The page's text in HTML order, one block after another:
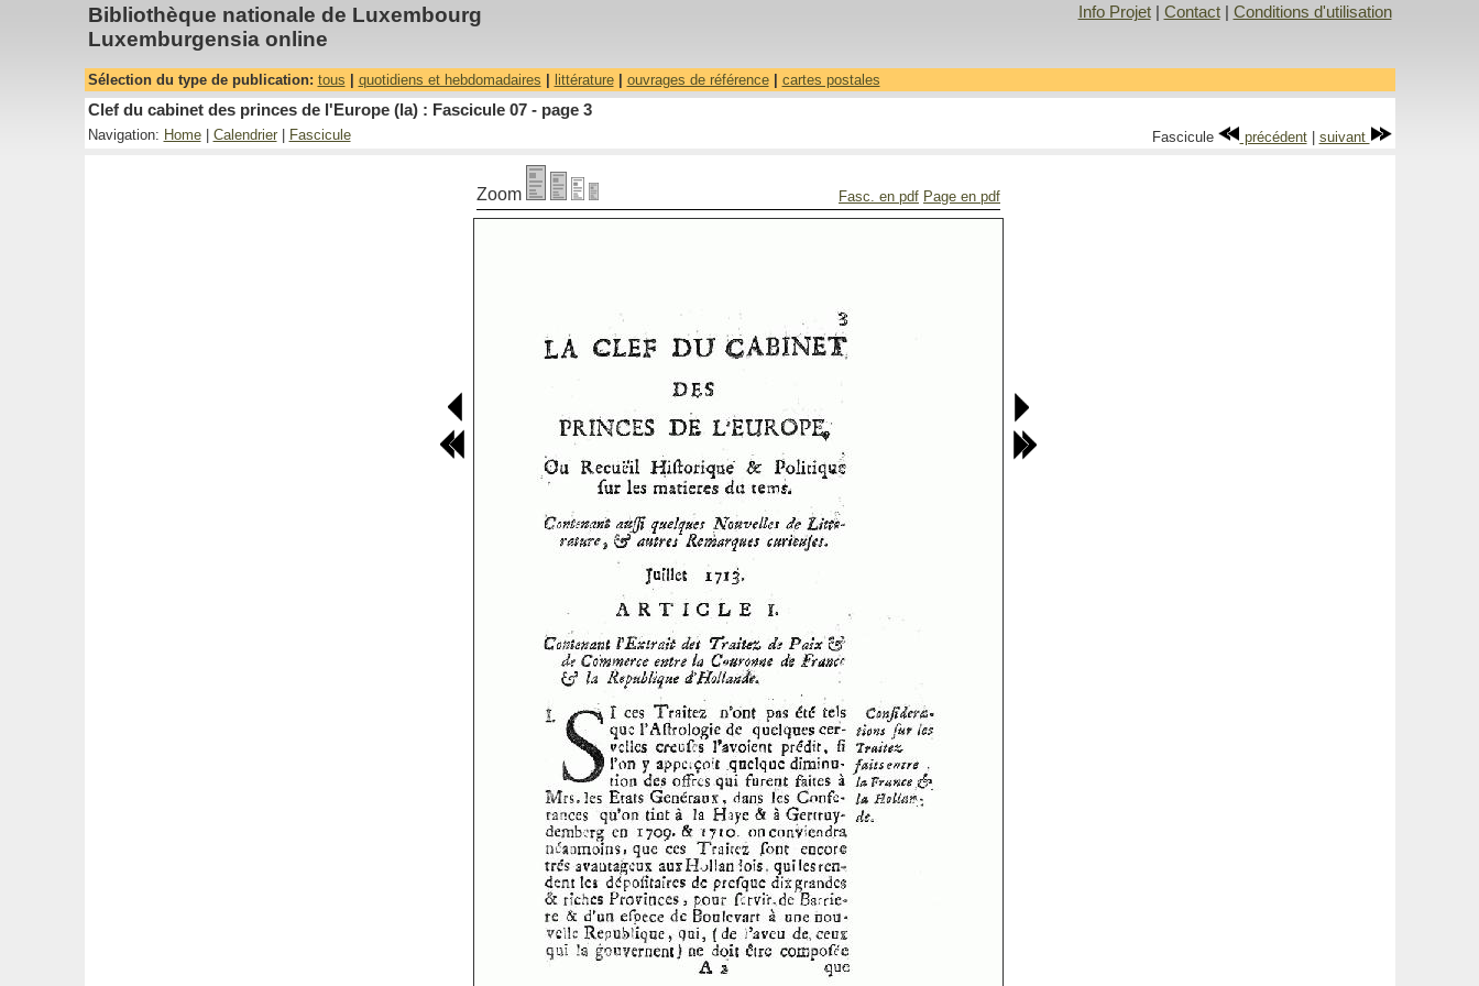
Bibliothèque nationale de Luxembourg
Luxemburgensia online
Info Projet| Contact| Conditions d'utilisation
Sélection du type de publication: tous quotidiens et hebdomadaires littérature| ouvrages de référence| cartes postales
Clef du cabinet des princes de l'Europe (la) : Fascicule 07 - page 3
Navigation: Home| Calendrier| Fascicule Fascicule précédent| suivant
Zoom Fasc. en pdf Page en pdf